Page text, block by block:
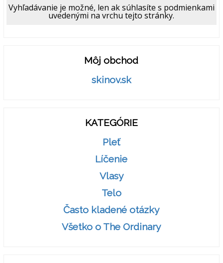
Vyhľadávanie je možné, len ak súhlasíte s podmienkami
uvedenými na vrchu tejto stránky.
Môj obchod
skinov.sk
KATEGÓRIE
Pleť
Líčenie
Vlasy
Telo
Často kladené otázky
Všetko o The Ordinary